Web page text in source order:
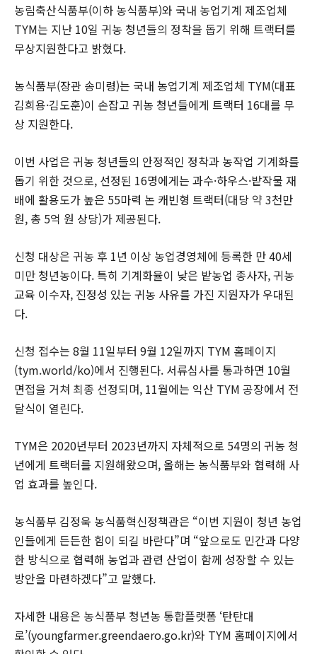
농림축산식품부(이하 농식품부)와 국내 농업기계 제조업체
TYM는 지난 10일 귀농 청년들의 정착을 돕기 위해 트랙터를
무상지원한다고 밝혔다.
농식품부(장관 송미령)는 국내 농업기계 제조업체 TYM(대표
김희용·김도훈)이 손잡고 귀농 청년들에게 트랙터 16대를 무
상 지원한다.
이번 사업은 귀농 청년들의 안정적인 정착과 농작업 기계화를
돕기 위한 것으로, 선정된 16명에게는 과수·하우스·밭작물 재
배에 활용도가 높은 55마력 논 캐빈형 트랙터(대당 약 3천만
원, 총 5억 원 상당)가 제공된다.
신청 대상은 귀농 후 1년 이상 농업경영체에 등록한 만 40세
미만 청년농이다. 특히 기계화율이 낮은 밭농업 종사자, 귀농
교육 이수자, 진정성 있는 귀농 사유를 가진 지원자가 우대된
다.
신청 접수는 8월 11일부터 9월 12일까지 TYM 홈페이지
(tym.world/ko)에서 진행된다. 서류심사를 통과하면 10월
면접을 거쳐 최종 선정되며, 11월에는 익산 TYM 공장에서 전
달식이 열린다.
TYM은 2020년부터 2023년까지 자체적으로 54명의 귀농 청
년에게 트랙터를 지원해왔으며, 올해는 농식품부와 협력해 사
업 효과를 높인다.
농식품부 김정욱 농식품혁신정책관은 “이번 지원이 청년 농업
인들에게 든든한 힘이 되길 바란다”며 “앞으로도 민간과 다양
한 방식으로 협력해 농업과 관련 산업이 함께 성장할 수 있는
방안을 마련하겠다”고 말했다.
자세한 내용은 농식품부 청년농 통합플랫폼 ‘탄탄대
로’(youngfarmer.greendaero.go.kr)와 TYM 홈페이지에서